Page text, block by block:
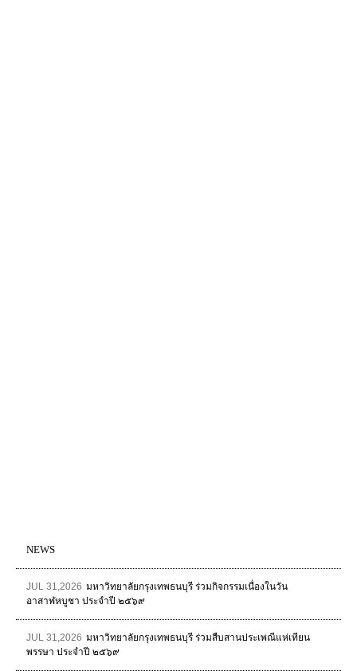
NEWS
JUL 31,2026 มหาวิทยาลัยกรุงเทพธนบุรี ร่วมกิจกรรมเนื่องในวัน
อาสาฬหบูชา ประจำปี ๒๕๖๙
JUL 31,2026 มหาวิทยาลัยกรุงเทพธนบุรี ร่วมสืบสานประเพณีแห่เทียน
พรรษา ประจำปี ๒๕๖๙